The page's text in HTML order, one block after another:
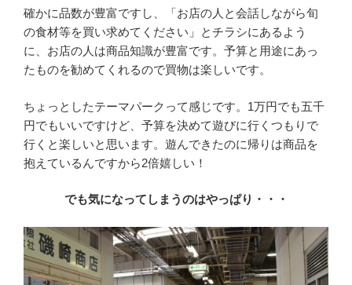
確かに品数が豊富ですし、「お店の人と会話しながら旬
の食材等を買い求めてください」とチラシにあるよう
に、お店の人は商品知識が豊富です。予算と用途にあっ
たものを勧めてくれるので買物は楽しいです。
ちょっとしたテーマパークって感じです。1万円でも五千
円でもいいですけど、予算を決めて遊びに行くつもりで
行くと楽しいと思います。遊んできたのに帰りは商品を
抱えているんですから2倍嬉しい！
でも気になってしまうのはやっぱり・・・